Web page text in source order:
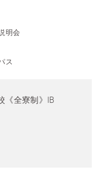
明会
ス
《全寮制》IB